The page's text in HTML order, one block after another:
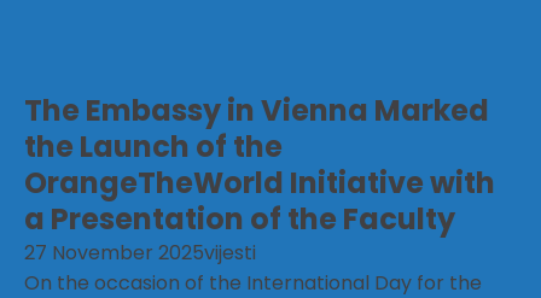
The Embassy in Vienna Marked
the Launch of the
OrangeTheWorld Initiative with
a Presentation of the Faculty
27 November 2025vijesti
On the occasion of the International Day for the